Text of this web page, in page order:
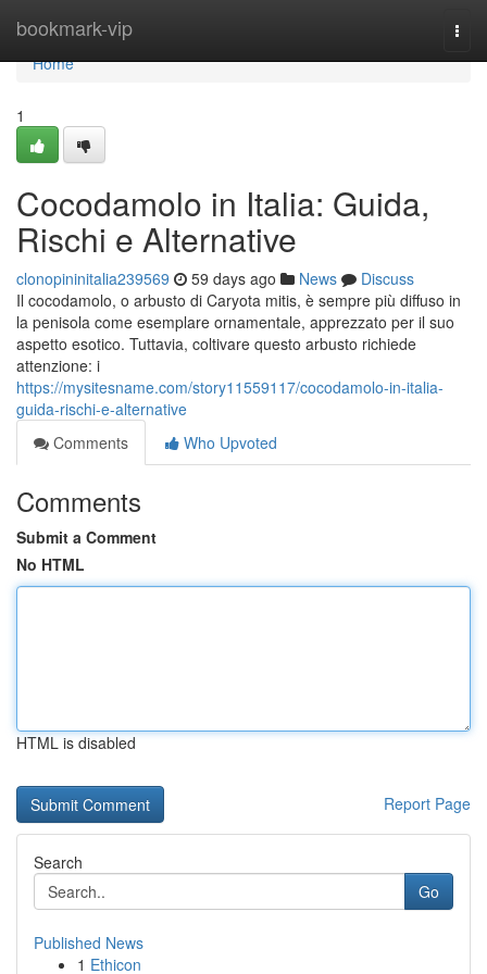
bookmark-vip
Home
Home
1
Cocodamolo in Italia: Guida,
Rischi e Alternative
clonopininitalia239569 59 days ago News
Discuss
Il cocodamolo, o arbusto di Caryota mitis, è sempre più diffuso in
la penisola come esemplare ornamentale, apprezzato per il suo
aspetto esotico. Tuttavia, coltivare questo arbusto richiede
attenzione: i
https://mysitesname.com/story11559117/cocodamolo-in-italia-
guida-rischi-e-alternative
Comments
Who Upvoted
Comments
Submit a Comment
No HTML
HTML is disabled
Report Page
Search
Go
Published News
1 Ethicon